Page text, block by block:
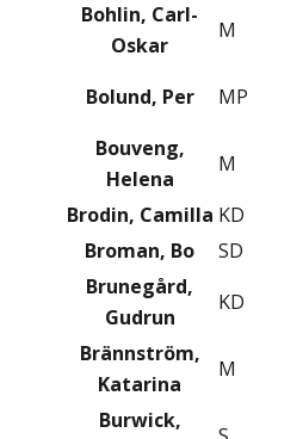
Bohlin, Carl-
Oskar
M
Bolund, Per MP
Bouveng,
Helena
M
Brodin, Camilla KD
Broman, Bo
SD
Brunegård,
Gudrun
KD
Brännström,
Katarina
M
Burwick,